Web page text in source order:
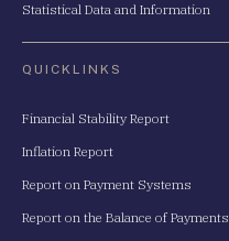
Statistical Data and Information
QUICKLINKS
Financial Stability Report
Inflation Report
Report on Payment Systems
Report on the Balance of Payments